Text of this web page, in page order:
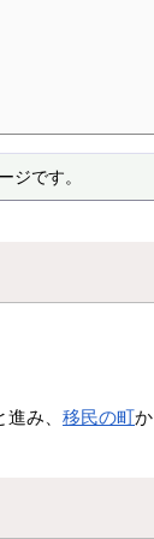
です。
進み、移民の町